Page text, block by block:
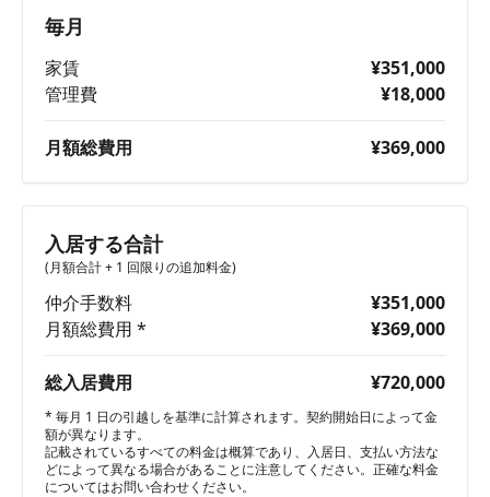
毎月
家賃
¥351,000
管理費
¥18,000
月額総費用 ¥369,000
入居する合計
(月額合計 + 1 回限りの追加料金)
仲介手数料
¥351,000
月額総費用 *
¥369,000
総入居費用 ¥720,000
* 毎月 1 日の引越しを基準に計算されます。契約開始日によって金
額が異なります。
記載されているすべての料金は概算であり、入居日、支払い方法な
どによって異なる場合があることに注意してください。正確な料金
についてはお問い合わせください。